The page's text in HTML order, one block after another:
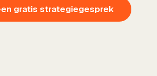
gratis strategiegesprek